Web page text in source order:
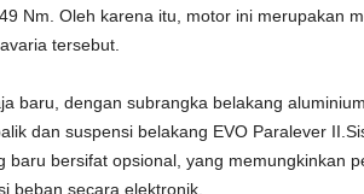
Nm. Oleh karena itu, motor ini merupakan
tersebut.
baru, dengan subrangka belakang
dan suspensi belakang EVO Paralever
baru bersifat opsional, yang memungkinkan
beban secara elektronik.